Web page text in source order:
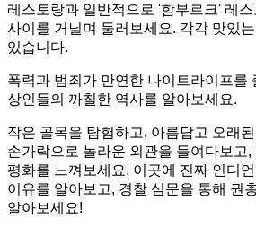
레스토랑과 일반적으로 '함부르크' 레
사이를 거닐며 둘러보세요. 각각 맛있
있습니다.
폭력과 범죄가 만연한 나이트라이프를
상인들의 까칠한 역사를 알아보세요.
작은 골목을 탐험하고, 아름답고 오래
손가락으로 놀라운 외관을 들여다보고,
평화를 느껴보세요. 이곳에 진짜 인디
이유를 알아보고, 경찰 심문을 통해 권
알아보세요!